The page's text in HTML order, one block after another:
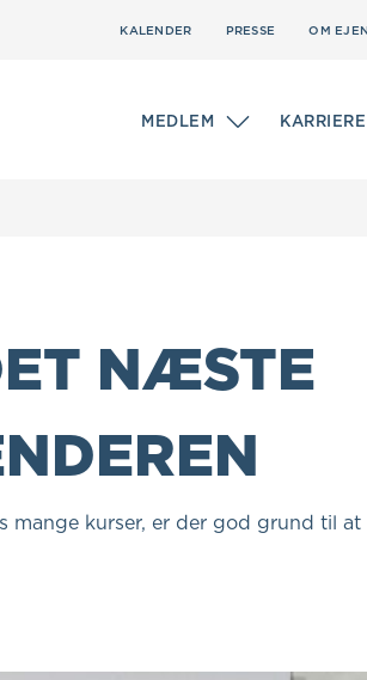
KALENDER PRESSE OM
MEDLEM KARRIERE
NÆSTE
kurser, er der god grund til at